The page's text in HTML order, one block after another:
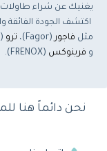
يغنيك عن شراء
اكتشف الجودة الفائقة
مثل فاجور (Fagor)، ترو (TRUE)،
و فرينوكس (FRENOX).
نحن دائماً هنا